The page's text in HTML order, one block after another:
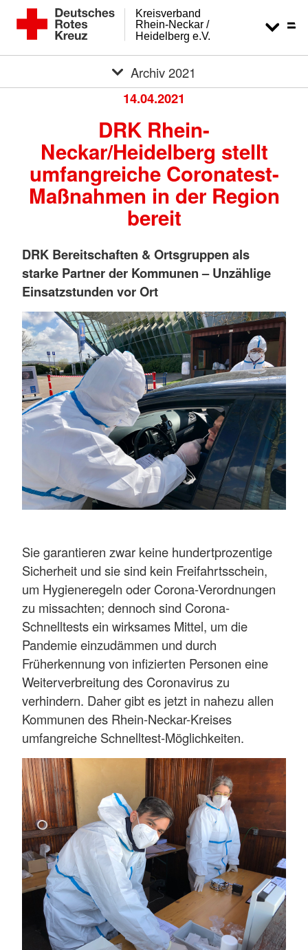
Heidelberg e.V.
Rhein-Neckar /
Kreisverband
Archiv 2021
14.04.2021
DRK Rhein-
Neckar/Heidelberg stellt
umfangreiche Coronatest-
Maßnahmen in der Region
bereit
DRK Bereitschaften & Ortsgruppen als
starke Partner der Kommunen – Unzählige
Einsatzstunden vor Ort
Sie garantieren zwar keine hundertprozentige
Sicherheit und sie sind kein Freifahrtsschein,
um Hygieneregeln oder Corona-Verordnungen
zu missachten; dennoch sind Corona-
Schnelltests ein wirksames Mittel, um die
Pandemie einzudämmen und durch
Früherkennung von infizierten Personen eine
Weiterverbreitung des Coronavirus zu
verhindern. Daher gibt es jetzt in nahezu allen
Kommunen des Rhein-Neckar-Kreises
umfangreiche Schnelltest-Möglichkeiten.